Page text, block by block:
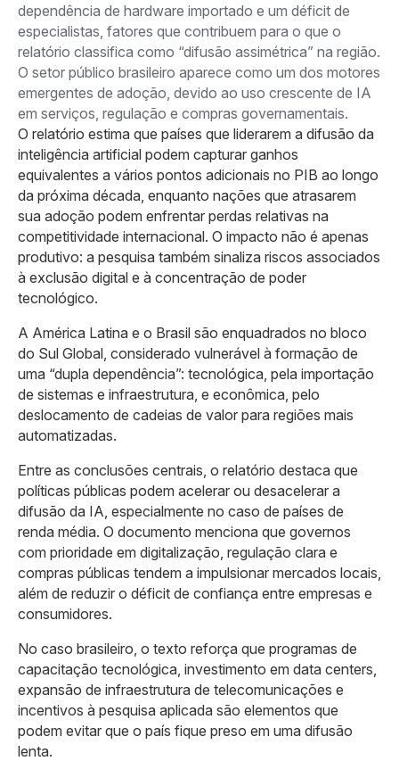
dependência de hardware importado e um déficit de
especialistas, fatores que contribuem para o que o
relatório classifica como “difusão assimétrica” na região.
O setor público brasileiro aparece como um dos motores
emergentes de adoção, devido ao uso crescente de IA
em serviços, regulação e compras governamentais.
O relatório estima que países que liderarem a difusão da
inteligência artificial podem capturar ganhos
equivalentes a vários pontos adicionais no PIB ao longo
da próxima década, enquanto nações que atrasarem
sua adoção podem enfrentar perdas relativas na
competitividade internacional. O impacto não é apenas
produtivo: a pesquisa também sinaliza riscos associados
à exclusão digital e à concentração de poder
tecnológico.
A América Latina e o Brasil são enquadrados no bloco
do Sul Global, considerado vulnerável à formação de
uma “dupla dependência”: tecnológica, pela importação
de sistemas e infraestrutura, e econômica, pelo
deslocamento de cadeias de valor para regiões mais
automatizadas.
Entre as conclusões centrais, o relatório destaca que
políticas públicas podem acelerar ou desacelerar a
difusão da IA, especialmente no caso de países de
renda média. O documento menciona que governos
com prioridade em digitalização, regulação clara e
compras públicas tendem a impulsionar mercados locais,
além de reduzir o déficit de confiança entre empresas e
consumidores.
No caso brasileiro, o texto reforça que programas de
capacitação tecnológica, investimento em data centers,
expansão de infraestrutura de telecomunicações e
incentivos à pesquisa aplicada são elementos que
podem evitar que o país fique preso em uma difusão
lenta.